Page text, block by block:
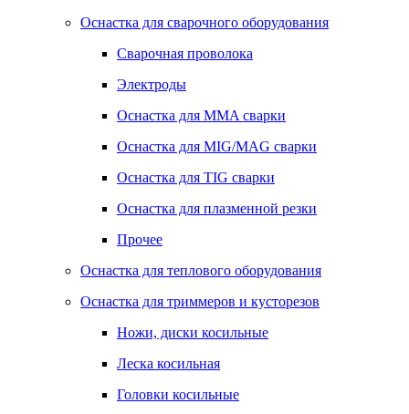
Оснастка для сварочного оборудования
Сварочная проволока
Электроды
Оснастка для MMA сварки
Оснастка для MIG/MAG сварки
Оснастка для TIG сварки
Оснастка для плазменной резки
Прочее
Оснастка для теплового оборудования
Оснастка для триммеров и кусторезов
Ножи, диски косильные
Леска косильная
Головки косильные